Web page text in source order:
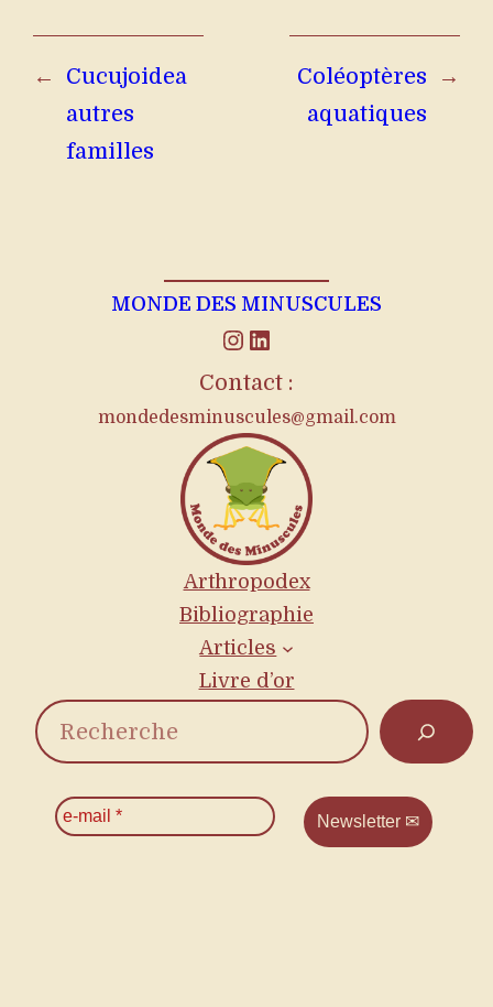
←
Cucujoidea
autres
familles
→
Coléoptères
aquatiques
MONDE DES MINUSCULES
Instagram LinkedIn
Contact :
mondedesminuscules@gmail.com
Arthropodex
Bibliographie
Articles
Livre d’or
R
e
e
m